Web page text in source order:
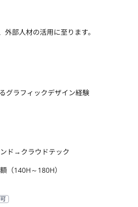
部人材の活用に至ります。
グラフィックデザイン経験
ド→クラウドテック
（140H～180H）